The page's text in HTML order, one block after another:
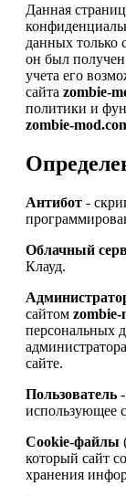
Данная
данных только
он был
учета его
сайта zombie-
политики и
zombie-
Антибот -
Облачный
Клауд.
сайтом zombie-
персональных
сайте.
Пользователь
использующее
Cookie-файлы
который сайт
хранения